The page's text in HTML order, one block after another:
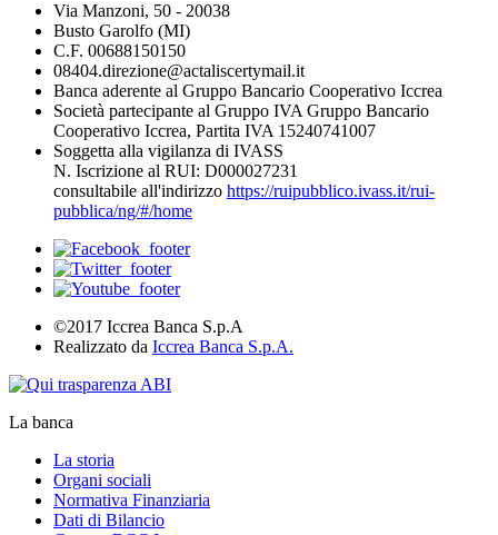
Via Manzoni, 50 - 20038
Busto Garolfo (MI)
C.F. 00688150150
08404.direzione@actaliscertymail.it
Banca aderente al Gruppo Bancario Cooperativo Iccrea
Società partecipante al Gruppo IVA Gruppo Bancario
Cooperativo Iccrea, Partita IVA 15240741007
Soggetta alla vigilanza di IVASS
N. Iscrizione al RUI: D000027231
consultabile all'indirizzo https://ruipubblico.ivass.it/rui-
pubblica/ng/#/home
©2017 Iccrea Banca S.p.A
Realizzato da Iccrea Banca S.p.A.
La banca
La storia
Organi sociali
Normativa Finanziaria
Dati di Bilancio